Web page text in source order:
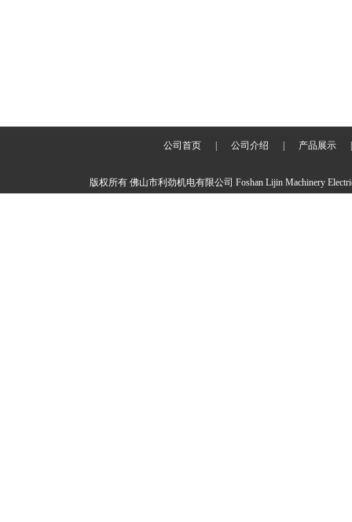
公司首页 公司介绍 产品展示
版权所有 佛山市利劲机电有限公司 Foshan Lijin Machinery